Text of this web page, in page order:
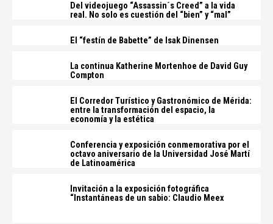
Del videojuego “Assassin´s Creed” a la vida
real. No solo es cuestión del “bien” y “mal”
El “festín de Babette” de Isak Dinensen
La continua Katherine Mortenhoe de David Guy
Compton
El Corredor Turístico y Gastronómico de Mérida:
entre la transformación del espacio, la
economía y la estética
Conferencia y exposición conmemorativa por el
octavo aniversario de la Universidad José Martí
de Latinoamérica
Invitación a la exposición fotográfica
“Instantáneas de un sabio: Claudio Meex